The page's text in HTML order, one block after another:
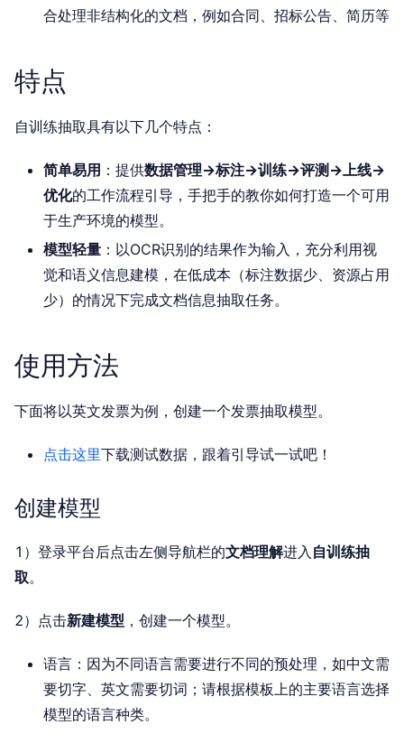
合处理非结构化的文档，例如合同、招标公告、简历等
特点
自训练抽取具有以下几个特点：
简单易用 ：提供数据管理->标注->训练->评测->上线->
优化的工作流程引导，手把手的教你如何打造一个可用
于生产环境的模型。
模型轻量 ：以OCR识别的结果作为输入，充分利用视
觉和语义信息建模，在低成本（标注数据少、资源占用
少）的情况下完成文档信息抽取任务。
使用方法
下面将以英文发票为例，创建一个发票抽取模型。
点击这里下载测试数据，跟着引导试一试吧！
创建模型
1）登录平台后点击左侧导航栏的文档理解进入 自训练抽
取。
2）点击新建模型 ，创建一个模型。
语言：因为不同语言需要进行不同的预处理，如中文需
要切字、英文需要切词；请根据模板上的主要语言选择
模型的语言种类。